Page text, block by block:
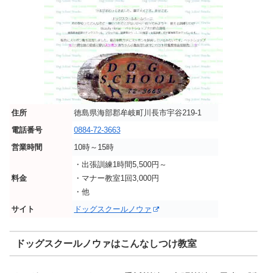
住所
徳島県海部郡牟岐町川長市宇谷219-1
電話番号
0884-72-3663
営業時間
10時～15時
料金
・出張訓練1時間5,500円～
・マナー教室1回3,000円
・他
サイト
ドッグスクールノウァ
ドッグスクールノウァはこんなしつけ教室